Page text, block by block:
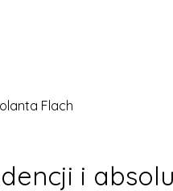
Flach
i